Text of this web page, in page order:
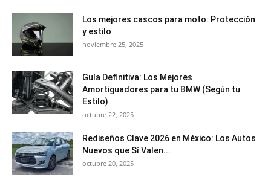
Los mejores cascos para moto: Protección
y estilo
noviembre 25, 2025
Guía Definitiva: Los Mejores
Amortiguadores para tu BMW (Según tu
Estilo)
octubre 22, 2025
Rediseños Clave 2026 en México: Los Autos
Nuevos que Sí Valen...
octubre 20, 2025